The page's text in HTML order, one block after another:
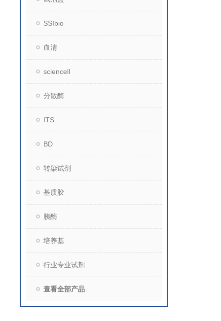
SSIbio
血清
sciencell
分散酶
ITS
BD
转染试剂
基质胶
胰酶
培养基
行业专业试剂
查看全部产品